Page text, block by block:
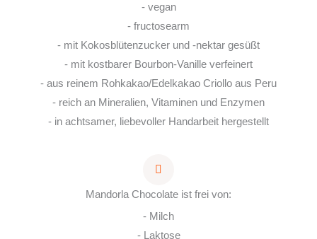
- vegan
- fructosearm
- mit Kokosblütenzucker und -nektar gesüßt
- mit kostbarer Bourbon-Vanille verfeinert
- aus reinem Rohkakao/Edelkakao Criollo aus Peru
- reich an Mineralien, Vitaminen und Enzymen
- in achtsamer, liebevoller Handarbeit hergestellt
Mandorla Chocolate ist frei von:
- Milch
- Laktose